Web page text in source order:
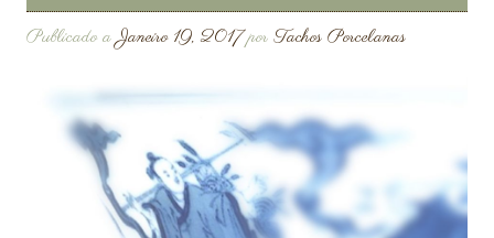
Publicado aJaneiro 19, 2017por Tachos Porcelanas